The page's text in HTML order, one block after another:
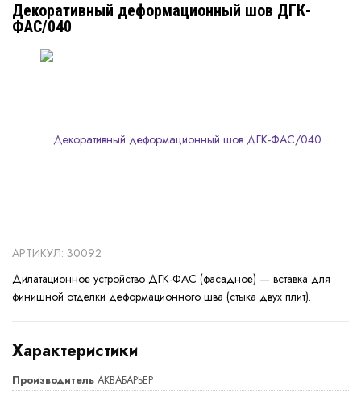
Декоративный деформационный шов ДГК-
ФАС/040
АРТИКУЛ: 30092
Дилатационное устройство ДГК-ФАС (фасадное) — вставка для
финишной отделки деформационного шва (стыка двух плит).
Характеристики
Производитель АКВАБАРЬЕР